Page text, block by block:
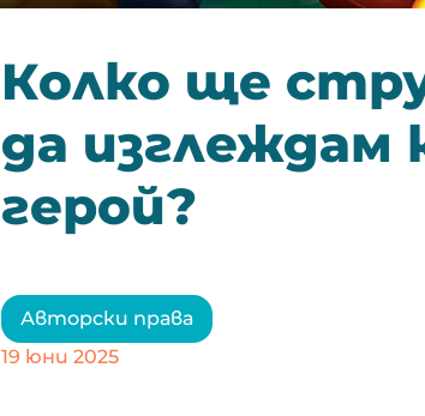
Колко ще
да изглеждам
герой?
Авторски права
19 юни 2025